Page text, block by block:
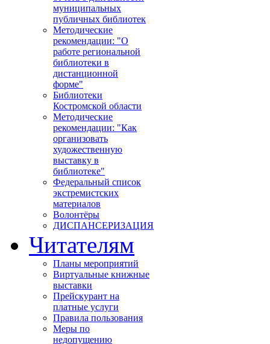
муниципальных
публичных библиотек
Методические
рекомендации: "О
работе региональной
библиотеки в
дистанционной
форме"
Библиотеки
Костромской области
Методические
рекомендации: "Как
организовать
художественную
выставку в
библиотеке"
Федеральный список
экстремистских
материалов
Волонтёры
ДИСПАНСЕРИЗАЦИЯ
Читателям
Планы мероприятий
Виртуальные книжные
выставки
Прейскурант на
платные услуги
Правила пользования
Меры по
недопущению